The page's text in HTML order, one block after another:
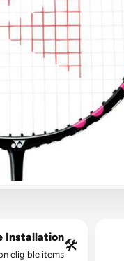
🛠️
Installation*
eligible items.